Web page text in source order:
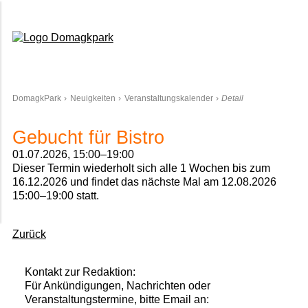
DomagkPark Neuigkeiten Veranstaltungskalender Detail
Gebucht für Bistro
01.07.2026, 15:00–19:00
Dieser Termin wiederholt sich alle 1 Wochen bis zum
16.12.2026 und findet das nächste Mal am 12.08.2026
15:00–19:00statt.
Zurück
Kontakt zur Redaktion:
Für Ankündigungen, Nachrichten oder
Veranstaltungstermine, bitte Email an: